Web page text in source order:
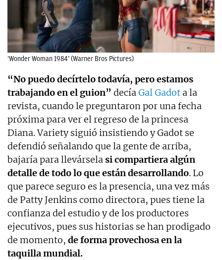
‘Wonder Woman 1984’ (Warner Bros Pictures)
“No puedo decírtelo todavía, pero estamos
trabajando en el guion” decíaGal Gadot a la
revista, cuando le preguntaron por una fecha
próxima para ver el regreso de la princesa
Diana. Variety siguió insistiendo y Gadot se
defendió señalando que la gente de arriba,
bajaría para llevárselasi compartiera algún
detalle de todo lo que están desarrollando. Lo
que parece seguro es la presencia, una vez más
de Patty Jenkins como directora, pues tiene la
confianza del estudio y de los productores
ejecutivos, pues sus historias se han prodigado
de momento, de forma provechosa en la
taquilla mundial.